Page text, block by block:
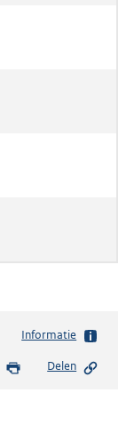
Informatie
Delen